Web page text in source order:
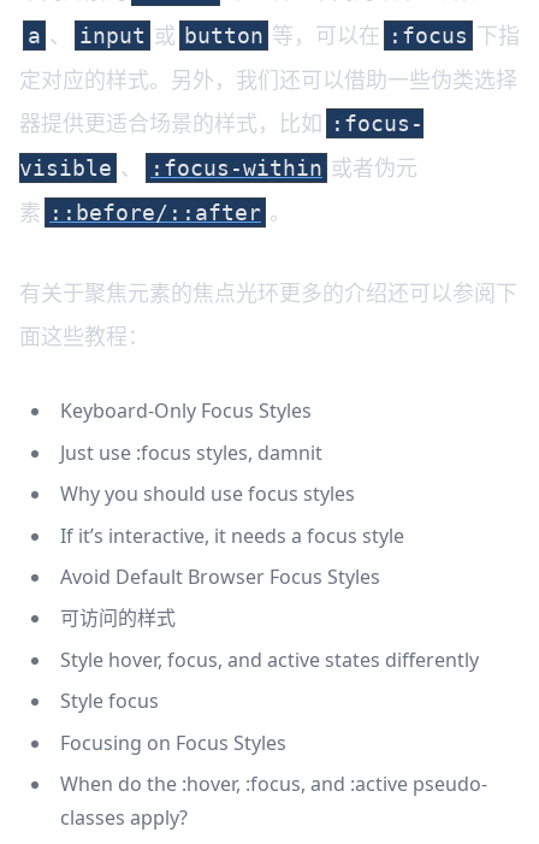
a 、 input 或 button 等，可以在 :focus 下指
定对应的样式。另外，我们还可以借助一些伪类选择
器提供更适合场景的样式，比如 :focus-
visible 、 :focus-within 或者伪元
素 ::before/::after 。
有关于聚焦元素的焦点光环更多的介绍还可以参阅下
面这些教程：
Keyboard-Only Focus Styles
Just use :focus styles, damnit
Why you should use focus styles
If it’s interactive, it needs a focus style
Avoid Default Browser Focus Styles
可访问的样式
Style hover, focus, and active states differently
Style focus
Focusing on Focus Styles
When do the :hover, :focus, and :active pseudo-
classes apply?